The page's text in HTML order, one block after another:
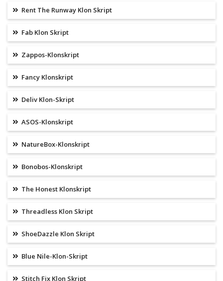
Rent The Runway Klon Skript
Fab Klon Skript
Zappos-Klonskript
Fancy Klonskript
Deliv Klon-Skript
ASOS-Klonskript
NatureBox-Klonskript
Bonobos-Klonskript
The Honest Klonskript
Threadless Klon Skript
ShoeDazzle Klon Skript
Blue Nile-Klon-Skript
Stitch Fix Klon Skript